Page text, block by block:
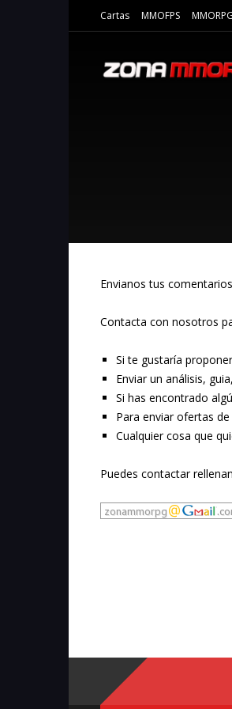
Cartas MMOFPS MMORPG
Envianos tus
Contacta con nosotros
Si te gustaría
Enviar un análisis,
Si has encontrado
Para enviar ofertas
Cualquier cosa que
Puedes contactar